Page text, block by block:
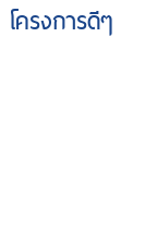
ครงการดีๆ